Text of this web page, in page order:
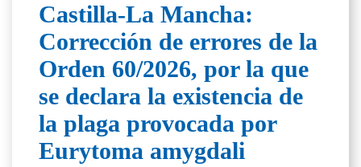
Castilla-La Mancha:
Corrección de errores de la
Orden 60/2026, por la que
se declara la existencia de
la plaga provocada por
Eurytoma amygdali